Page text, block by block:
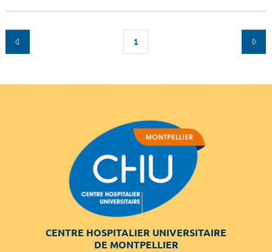
1
CENTRE HOSPITALIER UNIVERSITAIRE
DE MONTPELLIER